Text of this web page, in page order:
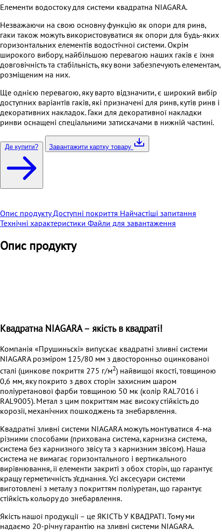
Елементи водостоку для системи квадратна NIAGARA.
Незважаючи на свою основну функцію як опори для ринв,
гаки також можуть використовуватися як опори для будь-яких
горизонтальних елементів водостічної системи. Окрім
широкого вибору, найбільшою перевагою наших гаків є їхня
довговічність та стабільність, яку вони забезпечують елементам,
розміщеним на них.
Ще однією перевагою, яку варто відзначити, є широкий вибір
доступних варіантів гаків, які призначені для ринв, кутів ринв і
декоративних накладок. Гаки для декоративної накладки
ринви оснащені спеціальними затискачами в нижній частині.
Де купити? Завантажити картку товару
Опис продуктуДоступні покриття Найчастіші запитання
Технічні характеристики Файли для завантаження
Опис продукту
Квадратна NIAGARA – якість в квадраті!
Компанія «Прушиньскі» випускає квадратні зливні системи
NIAGARA розміром 125/80 мм з двосторонньо оцинкованої
сталі (цинкове покриття 275 г/м2) найвищої якості, товщиною
0,6 мм, яку покрито з двох сторін захисним шаром
поліуретанової фарби товщиною 50 мк (колір RAL7016 i
RAL9005). Метал з цим покриттям має високу стійкість до
корозії, механічних пошкоджень та знебарвлення.
Квадратні зливні системи NIAGARA можуть монтуватися 4-ма
різними способами (прихована система, карнизна система,
система без карнизного звісу та з карнизним звісом). Наша
система не вимагає горизонтального і вертикального
вирівнювання, її елементи закриті з обох сторін, що гарантує
кращу герметичність з’єднання. Усі аксесуари системи
виготовлені з металу з покриттям поліуретан, що гарантує
стійкість кольору до знебарвлення.
Якість нашої продукції – це ЯКІСТЬ У КВАДРАТІ. Тому ми
надаємо 20-річну гарантію на зливні системи NIAGARA.